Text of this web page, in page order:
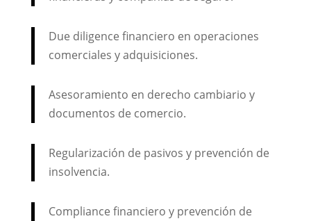
Due diligence financiero en operaciones
comerciales y adquisiciones.
Asesoramiento en derecho cambiario y
documentos de comercio.
Regularización de pasivos y prevención de
insolvencia.
Compliance financiero y prevención de